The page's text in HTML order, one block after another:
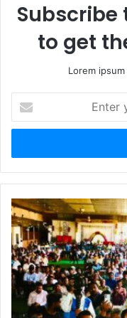
to get
Lorem
your
Email